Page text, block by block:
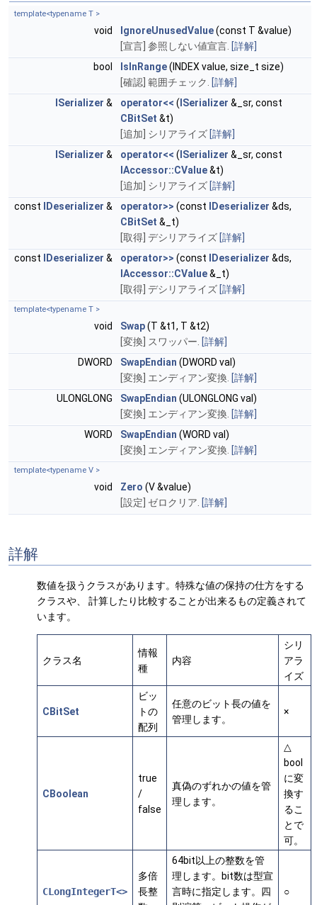
template<typename T >
void IgnoreUnusedValue(const T &value)
[宣言] 参照しない値宣言. [詳解]
bool
IsInRange(INDEX value, size_t size)
[確認] 範囲チェック.
[詳解]
ISerializer & operator<< ( ISerializer &_sr, const
CBitSet &t)
[追加] シリアライズ [詳解]
ISerializer & operator<< ( ISerializer &_sr, const
IAccessor::CValue&t)
[追加] シリアライズ [詳解]
const
IDeserializer & operator>> (const IDeserializer &ds,
CBitSet &_t)
[取得] デシリアライズ [詳解]
const
IDeserializer & operator>> (const IDeserializer &ds,
IAccessor::CValue&_t)
[取得] デシリアライズ [詳解]
template<typename T >
void Swap(T &t1, T &t2)
[変換] スワッパー. [詳解]
DWORD
SwapEndian (DWORD val)
[変換] エンディアン変換. [詳解]
ULONGLONG
SwapEndian (ULONGLONG val)
[変換] エンディアン変換. [詳解]
WORD
SwapEndian (WORD val)
[変換] エンディアン変換. [詳解]
template<typename V >
void Zero (V &value)
[設定] ゼロクリア. [詳解]
詳解
数値を扱うクラスがあります。特殊な値の保持の仕方をする
クラスや、 計算したり比較することが出来るもの定義されて
います。
クラス名
情報
種
内容
シリ
アラ
イズ
CBitSet
ビッ
トの
配列
任意のビット長の値を
管理します。
×
CBoolean
true
/
false
真偽のずれかの値を管
理します。
△
bool
に変
換す
るこ
とで
可。
CLongIntegerT<>
多倍
長整
64bit以上の整数を管
理します。bit数は型宣
言時に指定します。四
○